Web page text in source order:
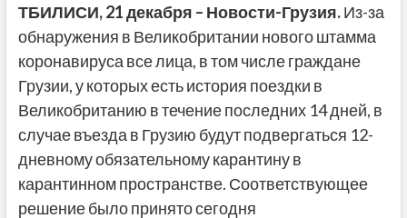
ТБИЛИСИ, 21 декабря – Новости-Грузия.Из-за
обнаружения в Великобритании нового штамма
коронавируса все лица, в том числе граждане
Грузии, у которых есть история поездки в
Великобританию в течение последних 14 дней, в
случае въезда в Грузию будут подвергаться 12-
дневному обязательному карантину в
карантинном пространстве. Соответствующее
решение было принято сегодня